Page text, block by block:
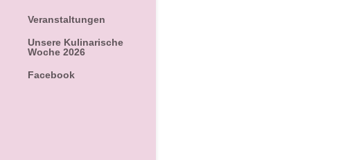
Veranstaltungen
Unsere Kulinarische
Woche 2026
Facebook